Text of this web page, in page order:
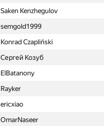
Saken Kenzhegulov
semgold1999
Konrad Czapliński
Сергей Козуб
ElBatanony
Rayker
ericxiao
OmarNaseer